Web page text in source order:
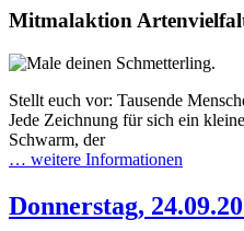
Mitmalaktion
Stellt euch vor: Tausende
Jede Zeichnung für sich ein
Schwarm, der
… weitere Informationen
Donnerstag,